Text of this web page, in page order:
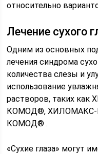
относительно
Лечение сухого
Одним из основных
лечения синдрома
количества слезы и
использование
растворов, таких
КОМОД®,
КОМОД® .
«Сухие глаза» могут